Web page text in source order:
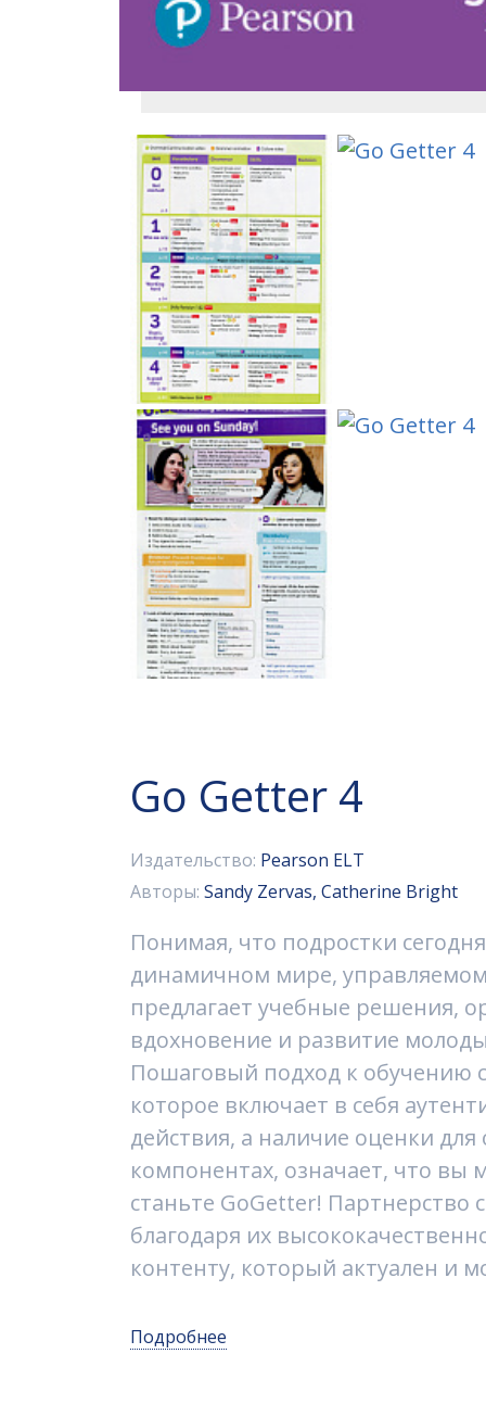
Go Getter 4
Издательство: Pearson ELT
Авторы: Sandy Zervas, Catherine Bright
Понимая, что подростки
динамичном мире,
предлагает учебные решения,
вдохновение и развитие
Пошаговый подход к обучению
которое включает в себя
действия, а наличие оценки
компонентах, означает, что
станьте GoGetter! Партнерство
благодаря их
контенту, который актуален и
Подробнее